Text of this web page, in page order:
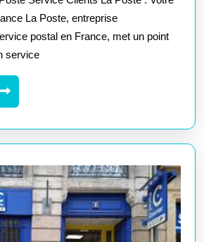
La
La Poste, entreprise
postal en France, met un point
service
LIRE
LA